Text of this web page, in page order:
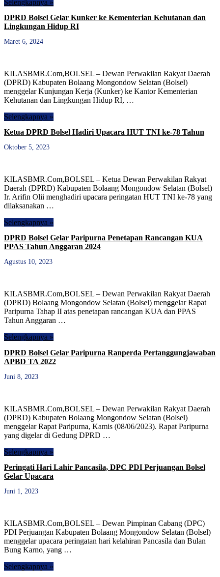
Selengkapnya »
DPRD Bolsel Gelar Kunker ke Kementerian Kehutanan dan
Lingkungan Hidup RI
Maret 6, 2024
KILASBMR.Com,BOLSEL – Dewan Perwakilan Rakyat Daerah
(DPRD) Kabupaten Bolaang Mongondow Selatan (Bolsel)
menggelar Kunjungan Kerja (Kunker) ke Kantor Kementerian
Kehutanan dan Lingkungan Hidup RI, …
Selengkapnya »
Ketua DPRD Bolsel Hadiri Upacara HUT TNI ke-78 Tahun
Oktober 5, 2023
KILASBMR.Com,BOLSEL – Ketua Dewan Perwakilan Rakyat
Daerah (DPRD) Kabupaten Bolaang Mongondow Selatan (Bolsel)
Ir. Arifin Olii menghadiri upacara peringatan HUT TNI ke-78 yang
dilaksanakan …
Selengkapnya »
DPRD Bolsel Gelar Paripurna Penetapan Rancangan KUA
PPAS Tahun Anggaran 2024
Agustus 10, 2023
KILASBMR.Com,BOLSEL – Dewan Perwakilan Rakyat Daerah
(DPRD) Bolaang Mongondow Selatan (Bolsel) menggelar Rapat
Paripurna Tahap II atas penetapan rancangan KUA dan PPAS
Tahun Anggaran …
Selengkapnya »
DPRD Bolsel Gelar Paripurna Ranperda Pertanggungjawaban
APBD TA 2022
Juni 8, 2023
KILASBMR.Com,BOLSEL – Dewan Perwakilan Rakyat Daerah
(DPRD) Kabupaten Bolaang Mongondow Selatan (Bolsel)
menggelar Rapat Paripurna, Kamis (08/06/2023). Rapat Paripurna
yang digelar di Gedung DPRD …
Selengkapnya »
Peringati Hari Lahir Pancasila, DPC PDI Perjuangan Bolsel
Gelar Upacara
Juni 1, 2023
KILASBMR.Com,BOLSEL – Dewan Pimpinan Cabang (DPC)
PDI Perjuangan Kabupaten Bolaang Mongondow Selatan (Bolsel)
menggelar upacara peringatan hari kelahiran Pancasila dan Bulan
Bung Karno, yang …
Selengkapnya »